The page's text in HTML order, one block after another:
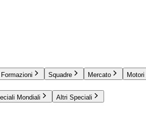
Squadre Mercato Motori
Mondiali Altri Speciali